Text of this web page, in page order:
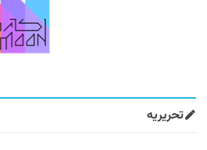
تحریریه